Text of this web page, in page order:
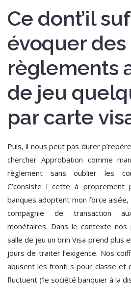
Ce dont’il
évoquer des
règlements
de jeu
par carte
Puis, il nous peut pas durer
chercher Approbation comme
règlement sans oublier les
C’consiste í cette à proprement
banques adoptent mon force
compagnie de transaction
monétaires. Dans le contexte nos
salle de jeu un brin Visa prend plus
jours de traiter l’exigence. Nos
abusent les fronti s pour classe et
fluctuent )’le société banquier à la